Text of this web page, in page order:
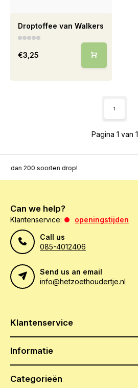
Droptoffee van Walkers
€3,25
Pagina 1 van 1
1
soorten drop!
Can we help?
Klantenservice:
openingstijden
Call us
085-4012406
Send us an email
info@hetzoethoudertje.nl
Klantenservice
Informatie
Categorieën